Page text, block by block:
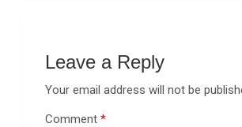
Leave a Reply
Your email address will not be
Comment *